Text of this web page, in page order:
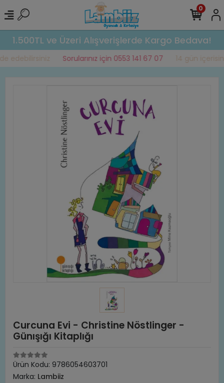
1.500TL ve Üzeri Alışverişlerde Kargo Bedava!
edebilirsiniz Sorularınız için 0553 141 67 07 14 gün
0
Curcuna Evi - Christine Nöstlinger -
Günışığı Kitaplığı
Ürün Kodu: 9786054603701
Marka: Lambiiz